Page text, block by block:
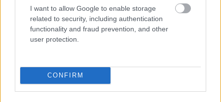
I want to allow Google to enable storage
related to security, including authentication
functionality and fraud prevention, and other
user protection.
CONFIRM
کمچی کے ساتھ دل کی صحت کو
سپورٹ کرنا
کمچی آپ کے دل کی صحت کے لیے بہت اچھا ہے۔ یہ کسی بھی